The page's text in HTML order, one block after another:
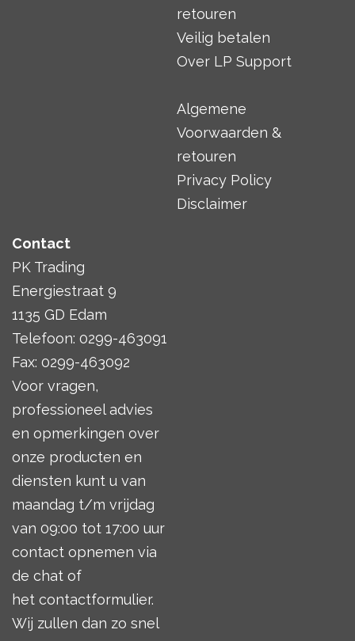
retouren
Veilig betalen
Over LP Support
Algemene
Voorwaarden &
retouren
Privacy Policy
Disclaimer
Contact
PK Trading
Energiestraat 9
1135 GD Edam
Telefoon: 0299-463091
Fax: 0299-463092
Voor vragen,
professioneel advies
en opmerkingen over
onze producten en
diensten kunt u van
maandag t/m vrijdag
van 09:00 tot 17:00 uur
contact opnemen via
de chat of
het contactformulier.
Wij zullen dan zo snel